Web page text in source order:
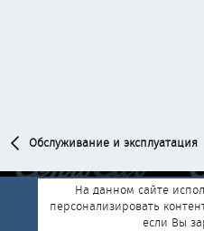
Обслуживание и эксплуатация
Обратная связь
Условия и
На данном сайте
персонализировать
если Вы